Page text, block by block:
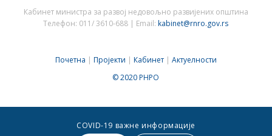
Кабинет министра за развој недовољно развијених општина
Телефон: 011/ 3610-688 | Email:kabinet@rnro.gov.rs
Почетна | Пројекти | Кабинет| Актуелности
© 2020 РНРО
COVID-19 важне информације